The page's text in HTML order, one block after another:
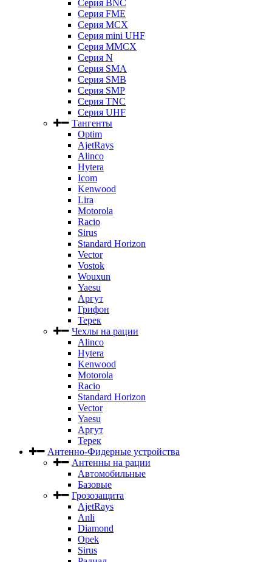
Серия BNC
Серия FME
Серия MCX
Серия mini UHF
Серия MMCX
Серия N
Серия SMA
Серия SMB
Серия SMP
Серия TNC
Серия UHF
Тангенты
Optim
AjetRays
Alinco
Hytera
Icom
Kenwood
Lira
Motorola
Racio
Sirus
Standard Horizon
Vector
Vostok
Wouxun
Yaesu
Аргут
Грифон
Терек
Чехлы на рации
Alinco
Hytera
Kenwood
Motorola
Racio
Standard Horizon
Vector
Yaesu
Аргут
Терек
Антенно-Фидерные устройства
Антенны на рации
Автомобильные
Базовые
Грозозащита
AjetRays
Anli
Diamond
Opek
Sirus